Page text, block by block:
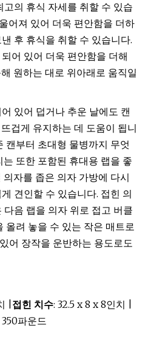
의 휴식 자세를 취할 수 있습
어져 있어 더욱 편안함을 더하
후 휴식을 취할 수 있습니다.
어 있어 더욱 편안함을 더해
원하는 대로 위아래로 움직일
있어 덥거나 추운 날에도 캔
겁게 유지하는 데 도움이 됩니
캔부터 초대형 물병까지 무엇
또한 포함된 휴대용 랩을 좋
자를 좁은 의자 가방에 다시
견인할 수 있습니다. 접힌 의
음 랩을 의자 위로 접고 버클
올려 놓을 수 있는 작은 매트로
어 장작을 운반하는 용도로도
| 접힌 치수: 32.5 x 8 x 8인치 |
350파운드